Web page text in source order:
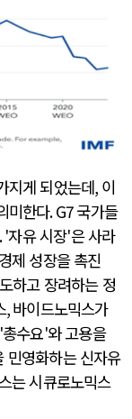
지게 되었는데, 이
미한다. G7국가들
'자유 시장'은 사라
제 성장을 촉진
하고 장려하는 정
,바이드노믹스가
'총수요'와 고용을
민영화하는 신자유
는 시큐로노믹스